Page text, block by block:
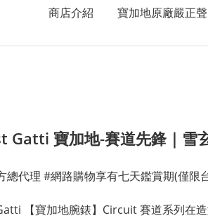
商店介紹
寶加地原廠嚴正
Gatti 寶加地-賽道先鋒｜雪
總代理 #網路購物享有七天鑑賞期(僅限
【寶加地腕錶】Circuit 賽道系列在